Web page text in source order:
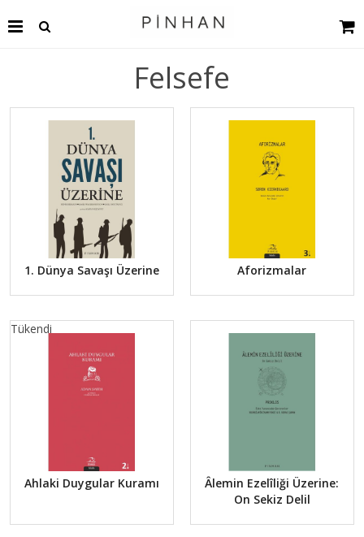
Felsefe
1. Dünya Savaşı Üzerine Aforizmalar
Ahlaki Duygular Kuramı
Tükendi
Âlemin Ezelîliği Üzerine:
On Sekiz Delil